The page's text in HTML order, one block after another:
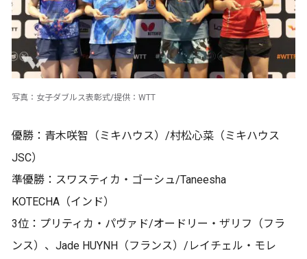
写真：女子ダブルス表彰式/提供：WTT
優勝：青木咲智（ミキハウス）/村松心菜（ミキハウス
JSC）
準優勝：スワスティカ・ゴーシュ/Taneesha
KOTECHA（インド）
3位：プリティカ・パヴァド/オードリー・ザリフ（フラ
ンス）、Jade HUYNH（フランス）/レイチェル・モレ